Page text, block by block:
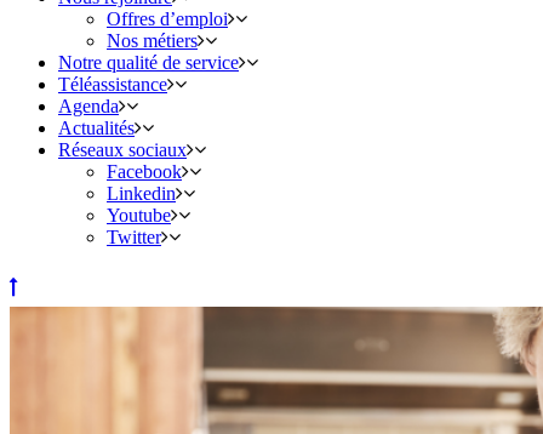
Offres d’emploi
Nos métiers
Notre qualité de service
Téléassistance
Agenda
Actualités
Réseaux sociaux
Facebook
Linkedin
Youtube
Twitter